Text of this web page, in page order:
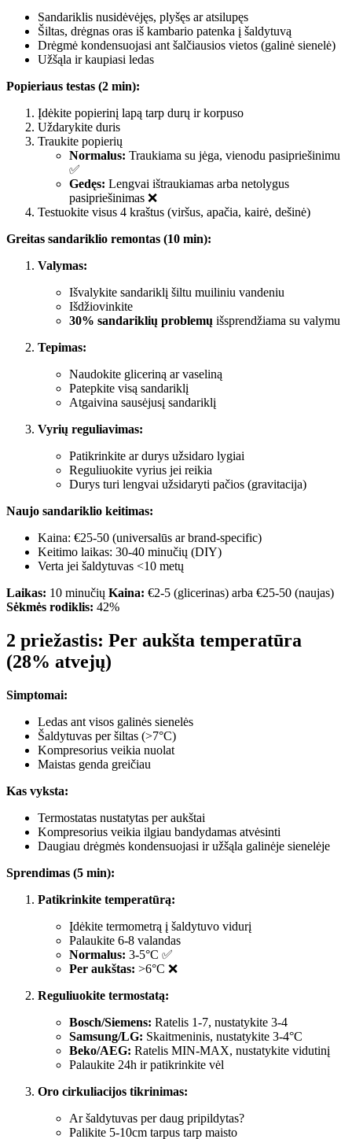
Sandariklis nusidėvėjęs, plyšęs ar atsilupęs
Šiltas, drėgnas oras iš kambario patenka į šaldytuvą
Drėgmė kondensuojasi ant šalčiausios vietos (galinė sienelė)
Užšąla ir kaupiasi ledas
Popieriaus testas (2 min):
Įdėkite popierinį lapą tarp durų ir korpuso
Uždarykite duris
Traukite popierių
Normalus: Traukiama su jėga, vienodu pasipriešinimu
✅
Gedęs: Lengvai ištraukiamas arba netolygus
pasipriešinimas ❌
Testuokite visus 4 kraštus (viršus, apačia, kairė, dešinė)
Greitas sandariklio remontas (10 min):
Valymas:
Išvalykite sandariklį šiltu muiliniu vandeniu
Išdžiovinkite
30% sandariklių problemų išsprendžiama su valymu
Tepimas:
Naudokite gliceriną ar vaseliną
Patepkite visą sandariklį
Atgaivina sausėjusį sandariklį
Vyrių reguliavimas:
Patikrinkite ar durys užsidaro lygiai
Reguliuokite vyrius jei reikia
Durys turi lengvai užsidaryti pačios (gravitacija)
Naujo sandariklio keitimas:
Kaina: €25-50 (universalūs ar brand-specific)
Keitimo laikas: 30-40 minučių (DIY)
Verta jei šaldytuvas <10 metų
Laikas: 10 minučių Kaina: €2-5 (glicerinas) arba €25-50 (naujas)
Sėkmės rodiklis: 42%
2 priežastis: Per aukšta temperatūra
(28% atvejų)
Simptomai:
Ledas ant visos galinės sienelės
Šaldytuvas per šiltas (>7°C)
Kompresorius veikia nuolat
Maistas genda greičiau
Kas vyksta:
Termostatas nustatytas per aukštai
Kompresorius veikia ilgiau bandydamas atvėsinti
Daugiau drėgmės kondensuojasi ir užšąla galinėje sienelėje
Sprendimas (5 min):
Patikrinkite temperatūrą:
Įdėkite termometrą į šaldytuvo vidurį
Palaukite 6-8 valandas
Normalus: 3-5°C ✅
Per aukštas: >6°C ❌
Reguliuokite termostatą:
Bosch/Siemens: Ratelis 1-7, nustatykite 3-4
Samsung/LG: Skaitmeninis, nustatykite 3-4°C
Beko/AEG: Ratelis MIN-MAX, nustatykite vidutinį
Palaukite 24h ir patikrinkite vėl
Oro cirkuliacijos tikrinimas:
Ar šaldytuvas per daug pripildytas?
Palikite 5-10cm tarpus tarp maisto